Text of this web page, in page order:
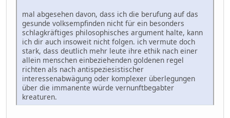
mal abgesehen davon, dass ich die berufung auf das
gesunde volksempfinden nicht für ein besonders
schlagkräftiges philosophisches argument halte, kann
ich dir auch insoweit nicht folgen. ich vermute doch
stark, dass deutlich mehr leute ihre ethik nach einer
allein menschen einbeziehenden goldenen regel
richten als nach antispeziesistischer
interessenabwägung oder komplexer überlegungen
über die immanente würde vernunftbegabter
kreaturen.